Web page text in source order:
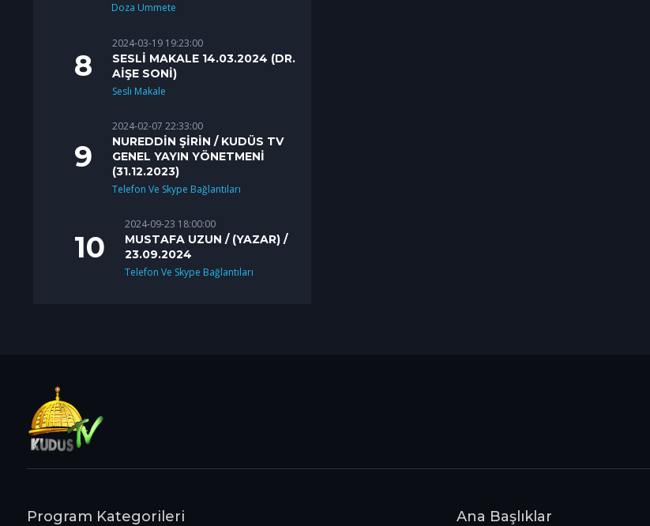
Doza Ummete
2024-03-19 19:23:00
SESLİ MAKALE 14.03.2024 (DR.
AİŞE SONİ)
Sesli Makale
2024-02-07 22:33:00
NUREDDİN ŞİRİN / KUDÜS TV
GENEL YAYIN YÖNETMENİ
(31.12.2023)
Telefon Ve Skype Bağlantıları
2024-09-23 18:00:00
MUSTAFA UZUN / (YAZAR) /
23.09.2024
Telefon Ve Skype Bağlantıları
Program Kategorileri Ana Başlıklar